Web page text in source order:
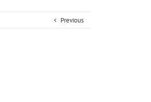
Previous